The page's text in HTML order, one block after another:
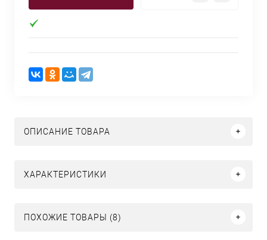
ОПИСАНИЕ ТОВАРА
ХАРАКТЕРИСТИКИ
ПОХОЖИЕ ТОВАРЫ (8)